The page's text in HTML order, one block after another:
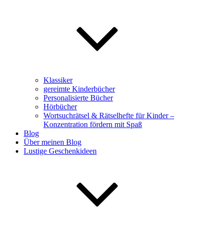
Klassiker
gereimte Kinderbücher
Personalisierte Bücher
Hörbücher
Wortsuchrätsel & Rätselhefte für Kinder –
Konzentration fördern mit Spaß
Blog
Über meinen Blog
Lustige Geschenkideen